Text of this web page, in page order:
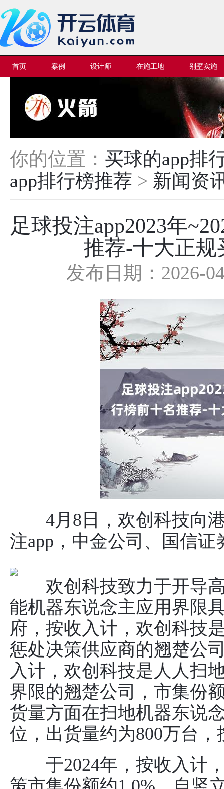
首页 案例 设计师 在施工地 别墅实施
你的位置： 买球的app排
app排行榜推荐 > 新闻资
足球投注app2023年
推荐-十大正规
发布日期：2026-
4月8日，欢创科技向港
注app，中金公司、国信
欢创科技致力于开导高
能机器东说念主应用界限
府，按收入计，欢创科技
惩处决策供应商的翘楚公
入计，欢创科技是人人扫
界限的翘楚公司，市集份
货量方面在扫地机器东说
位，出货量约为800万台
于2024年，按收入计，